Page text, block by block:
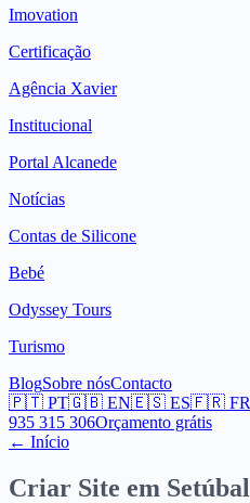
Imovation
Certificação
Agência Xavier
Institucional
Portal Alcanede
Notícias
Contas de Silicone
Bebé
Odyssey Tours
Turismo
BlogSobre nósContacto
🇵🇹 PT🇬🇧 EN🇪🇸 ES🇫🇷 FR
935 315 306Orçamento grátis
← Início
Criar Site em Setúbal